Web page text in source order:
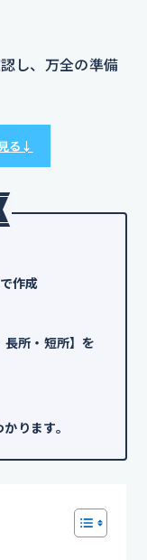
し、万全の準備
る↓
作成
所・短所】を
ります。